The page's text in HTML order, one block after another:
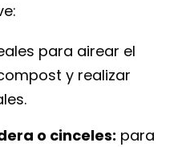
para airear el
y realizar
o cinceles: para